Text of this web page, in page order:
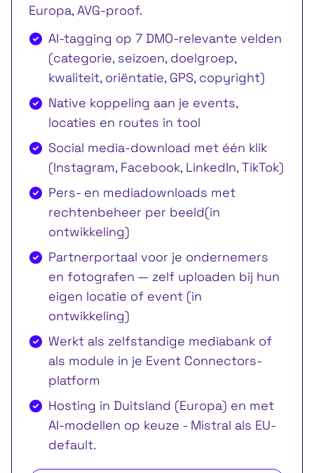
Europa, AVG-proof.
AI-tagging op 7 DMO-relevante velden
(categorie, seizoen, doelgroep,
kwaliteit, oriëntatie, GPS, copyright)
Native koppeling aan je events,
locaties en routes in tool
Social media-download met één klik
(Instagram, Facebook, LinkedIn, TikTok)
Pers- en mediadownloads met
rechtenbeheer per beeld(in
ontwikkeling)
Partnerportaal voor je ondernemers
en fotografen — zelf uploaden bij hun
eigen locatie of event (in
ontwikkeling)
Werkt als zelfstandige mediabank of
als module in je Event Connectors-
platform
Hosting in Duitsland (Europa) en met
AI-modellen op keuze - Mistral als EU-
default.